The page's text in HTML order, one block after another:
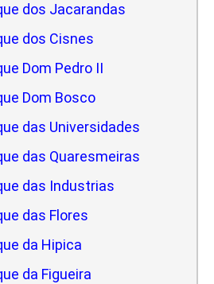
dos Jacarandas
dos Cisnes
Dom Pedro II
Dom Bosco
das Universidades
das Quaresmeiras
das Industrias
das Flores
da Hipica
da Figueira